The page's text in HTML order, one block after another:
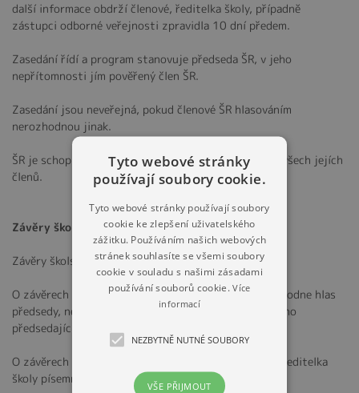
další informace obdrží členové, ředitelka školy, případně
zástupci odborné veřejnosti zpravidla 10 dní předem.
Zasedání řídí a program stanovuje předseda ŠR, v jeho
nepřítomnosti jím pověřený člen ŠR.
Zasedání jsou neveřejná, pokud členové ŠR hlasováním
nerozhodnou jinak.
ŠR je schopna usnášet se, pokud jsou přítomny 2/3 všech jejích
členů.
Závěry školské rady
Závěry školské rady formuluje předseda.
O závěrech se hlasuje. V případě rovnosti hlasů, rozhodne hlas
předsedy, nebo při jeho nepřítomnosti hlas pověřeného
předsedajícího.
O závěrech přijetých na zasedání ŠR je informována ředitelka
školy písemně, bez zbytečného odkladu.
Tyto webové stránky
používají soubory cookie.
Tyto webové stránky používají soubory
cookie ke zlepšení uživatelského
zážitku. Používáním našich webových
stránek souhlasíte se všemi soubory
cookie v souladu s našimi zásadami
používání souborů cookie.Více
informací
NEZBYTNĚ NUTNÉ SOUBORY
VŠE PŘIJMOUT